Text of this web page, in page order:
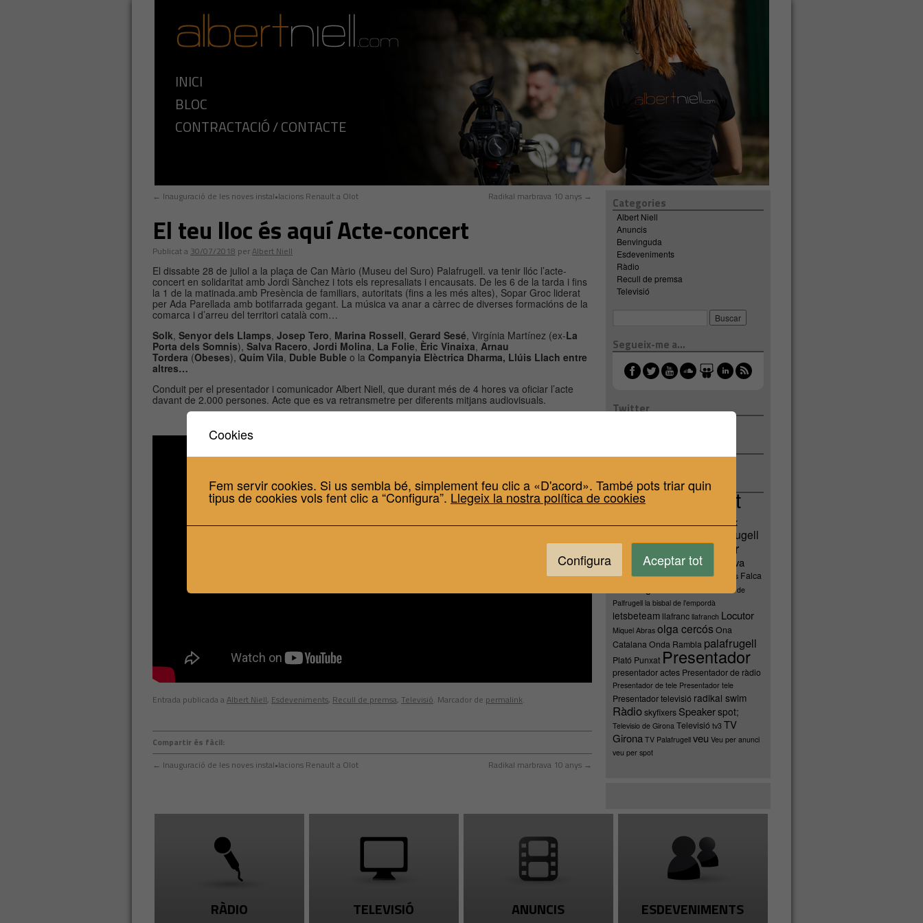
INICI
BLOC
CONTRACTACIÓ / CONTACTE
← Inauguració de les noves instal•lacions Renault a Olot Radikal marbrava 10 anys →
El teu lloc és aquí Acte-concert
Publicat a 30/07/2018 perAlbert Niell
El dissabte 28 de juliol a la plaça de Can Màrio (Museu del Suro) Palafrugell. va tenir llóc l’acte-
concert en solidaritat amb Jordi Sànchez i tots els represaliats i encausats. De les 6 de la tarda i fins
la 1 de la matinada.amb Presència de familiars, autoritats (fins a les més altes), Sopar Groc liderat
per Ada Parellada amb botifarrada gegant. La música va anar a càrrec de diverses formacións de la
comarca i d’arreu del territori català com…
Solk, Senyor dels Llamps, Josep Tero, Marina Rossell, Gerard Sesé, Virgínia Martínez (ex-La
Porta dels Somnis), Salva Racero, Jordi Molina, La Folie, Èric Vinaixa, Arnau
Tordera (Obeses), Quim Vila, Duble Buble o la Companyia Elèctrica Dharma, Llúis Llach entre
altres…
Conduit per el presentador i comunicador Albert Niell, que durant més de 4 hores va oficiar l’acte
davant de 2.000 persones. Acte que es va retransmetre per diferents mitjans audiovisuals.
Entrada publicada aAlbert Niell, Esdeveniments, Recull de premsa, Televisió. Marcador de permalink.
Compartir és fàcil:
← Inauguració de les noves instal•lacions Renault a Olot Radikal marbrava 10 anys →
Categories
Albert Niell
Anuncis
Benvinguda
Esdeveniments
Ràdio
Recull de premsa
Televisió
Segueix-me a…
Twitter
albertniell.com
Etiquetes
albertniell Albert
baix
Calella de Palafrugell
comunicador
contes radiofonicscosta brava
diputació de girona doblatge events Falca
Havaneres Calella de
Palfrugell la bisbal de l'empordà
letsbeteam llafranc llafranch Locutor
Miquel Abras olga cercós Ona
CatalanaOnda Rambla palafrugell
Plató Punxat Presentador
presentador actes Presentador de ràdio
Presentador de tele Presentador tele
Presentador televisió radikal swim
Ràdioskyfixers Speakerspot;
Televisio de Girona Televisió tv3 TV
Girona TV Palafrugell veu Veu per anunci
veu per spot
RÀDIO TELEVISIÓ ANUNCIS ESDEVENIMENTS
Cookies
Fem servir cookies. Si us sembla bé, simplement feu clic a «D'acord». També pots triar quin
tipus de cookies vols fent clic a “Configura”. Llegeix la nostra política de cookies
Configura Aceptar tot